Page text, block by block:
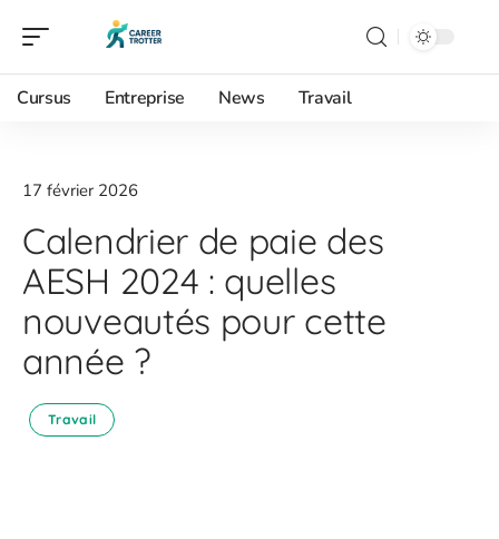
Cursus Entreprise News Travail
17 février 2026
Calendrier de paie des
AESH 2024 : quelles
nouveautés pour cette
année ?
Travail